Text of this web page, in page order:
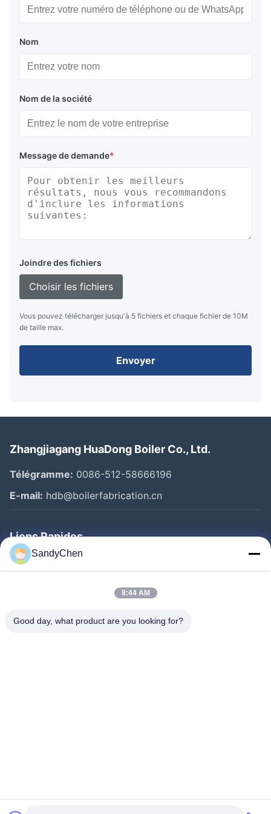
Nom
Nom de la société
Message de demande*
Joindre des fichiers
Choisir les fichiers
Vous pouvez télécharger jusqu'à 5 fichiers et chaque fichier de 10M
de taille max.
Envoyer
Zhangjiagang HuaDong Boiler Co., Ltd.
Télégramme: 0086-512-58666196
E-mail: hdb@boilerfabrication.cn
Liens Rapides
Maison
Au Sujet De Nous
©2017- Zhangjiagang HuaDong Boiler Co., Ltd.. Tout le monde. Les droits
SandyChen
8:44 AM
Good day, what product are you looking for?